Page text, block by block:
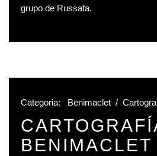
grupo de Russafa.
Categoria: Benimaclet /
BENIMACLET